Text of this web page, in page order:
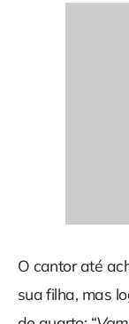
O cantor até
sua filha, mas